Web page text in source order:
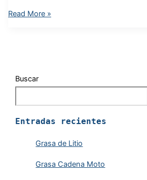
Read More »
Buscar
Entradas recientes
Grasa de Litio
Grasa Cadena Moto